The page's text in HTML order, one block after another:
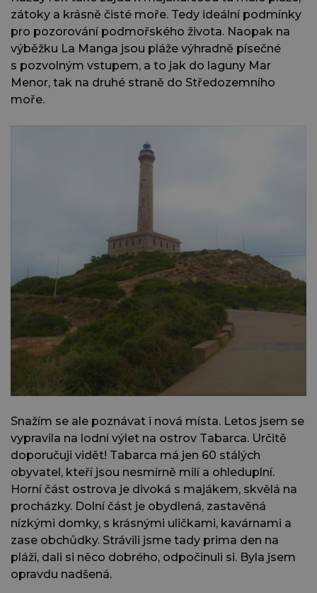
zátoky a krásně čisté moře. Tedy ideální podmínky
pro pozorování podmořského života. Naopak na
výběžku La Manga jsou pláže výhradně písečné
s pozvolným vstupem, a to jak do laguny Mar
Menor, tak na druhé straně do Středozemního
moře.
Snažím se ale poznávat i nová místa. Letos jsem se
vypravila na lodní výlet na ostrov Tabarca. Určitě
doporučuji vidět! Tabarca má jen 60 stálých
obyvatel, kteří jsou nesmírně milí a ohleduplní.
Horní část ostrova je divoká s majákem, skvělá na
procházky. Dolní část je obydlená, zastavěná
nízkými domky, s krásnými uličkami, kavárnami a
zase obchůdky. Strávili jsme tady prima den na
pláži, dali si něco dobrého, odpočinuli si. Byla jsem
opravdu nadšená.